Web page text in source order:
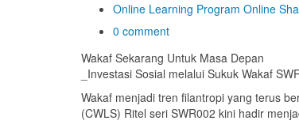
Online Learning Program Online
0 comment
Wakaf Sekarang Untuk Masa Depan
_Investasi Sosial melalui Sukuk Wakaf
Wakaf menjadi tren filantropi yang terus
(CWLS) Ritel seri SWR002 kini hadir